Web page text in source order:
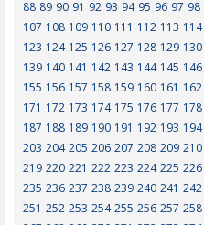
88 89 90 91 92 93 94 95 96 97 98
107 108 109 110 111 112 113 114
123 124 125 126 127 128 129 130
139 140 141 142 143 144 145 146
155 156 157 158 159 160 161 162
171 172 173 174 175 176 177 178
187 188 189 190 191 192 193 194
203 204 205 206 207 208 209 210
219 220 221 222 223 224 225 226
235 236 237 238 239 240 241 242
251 252 253 254 255 256 257 258